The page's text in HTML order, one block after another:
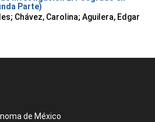
Parte)
; Chávez, Carolina; Aguilera, Edgar
de México